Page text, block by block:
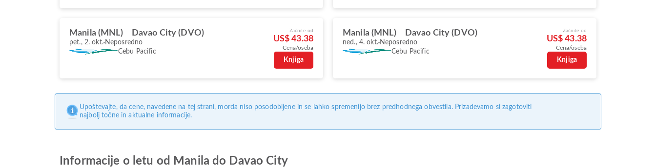
Manila (MNL) Davao City (DVO)
pet., 2. okt. Neposredno
Cebu Pacific
Začnite od
US$ 43.38
Cena/oseba
Knjiga
Manila (MNL) Davao City (DVO)
ned., 4. okt. Neposredno
Cebu Pacific
Začnite od
US$ 43.38
Cena/oseba
Knjiga
Upoštevajte, da cene, navedene na tej strani, morda niso posodobljene in se lahko spremenijo brez predhodnega obvestila. Prizadevamo si zagotoviti
najbolj točne in aktualne informacije.
Informacije o letu od Manila do Davao City